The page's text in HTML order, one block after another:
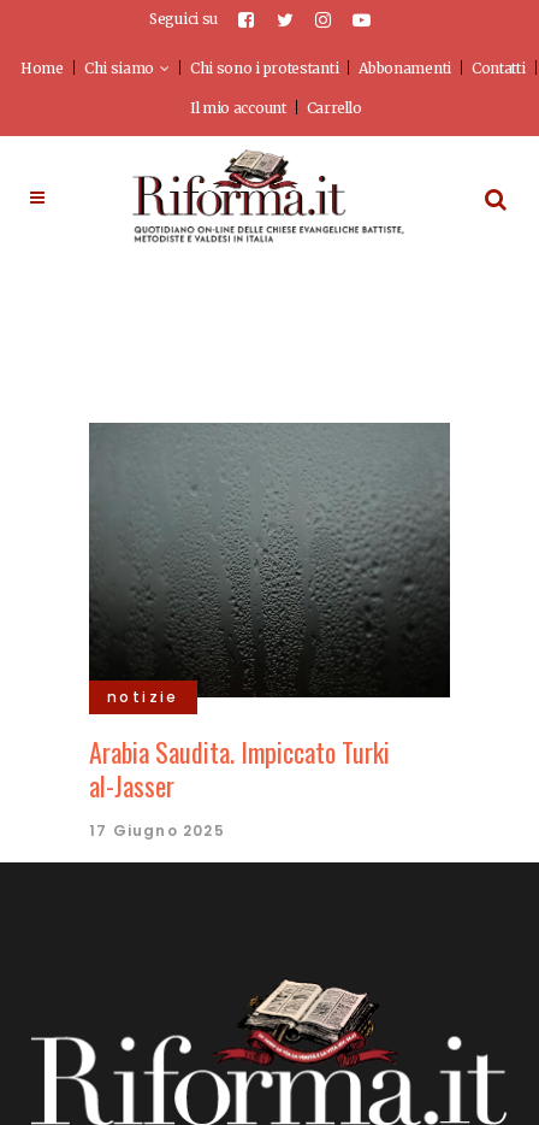
Seguici su
Home Chi siamo Chi sono i protestanti Abbonamenti Contatti
Il mio account Carrello
notizie
Arabia Saudita. Impiccato Turki
al-Jasser
17 Giugno 2025